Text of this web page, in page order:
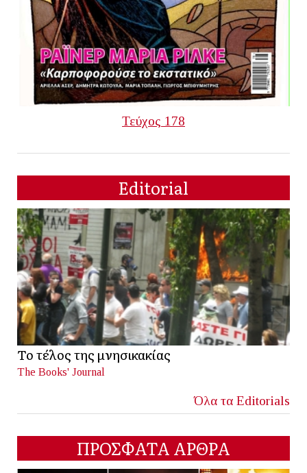
Τεύχος 178
Editorial
Το τέλος της μνησικακίας
The Books' Journal
Όλα τα Editorials
ΠΡΟΣΦΑΤΑ ΑΡΘΡΑ